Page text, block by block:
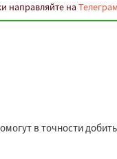
направляйте на Телеграм
в точности